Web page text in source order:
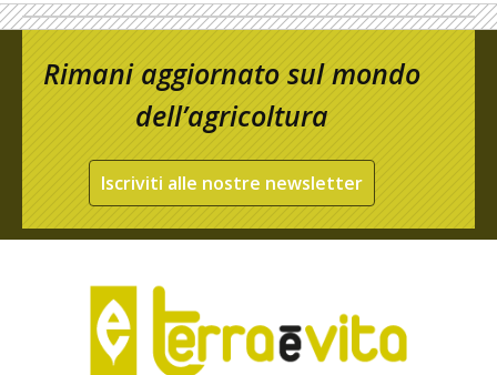
Rimani aggiornato sul mondo
dell’agricoltura
Iscriviti alle nostre newsletter